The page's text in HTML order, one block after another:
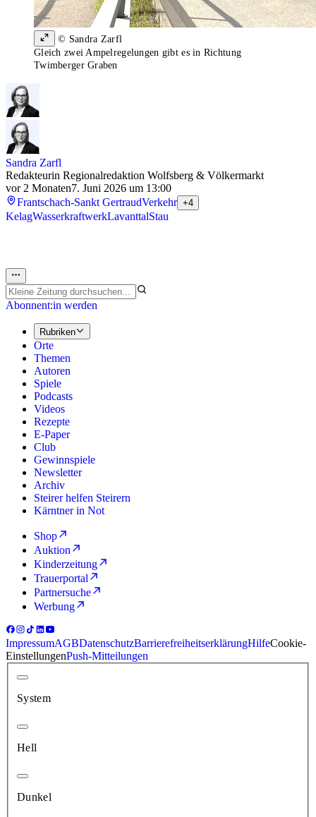
© Sandra Zarfl
Gleich zwei Ampelregelungen gibt es in Richtung
Twimberger Graben
Sandra Zarfl
Redakteurin Regionalredaktion Wolfsberg & Völkermarkt
vor 2 Monaten7. Juni 2026 um 13:00
Frantschach-Sankt GertraudVerkehr +4
KelagWasserkraftwerkLavanttalStau
Abonnent:in werden
Rubriken
Orte
Themen
Autoren
Spiele
Podcasts
Videos
Rezepte
E-Paper
Club
Gewinnspiele
Newsletter
Archiv
Steirer helfen Steirern
Kärntner in Not
Shop
Auktion
Kinderzeitung
Trauerportal
Partnersuche
Werbung
ImpressumAGBDatenschutzBarrierefreiheitserklärungHilfeCookie-
EinstellungenPush-Mitteilungen
System
Hell
Dunkel